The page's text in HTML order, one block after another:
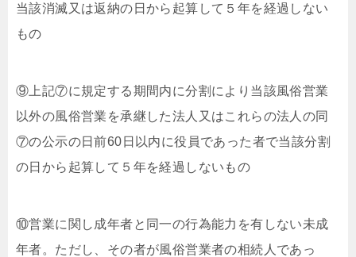
当該消滅又は返納の日から起算して５年を経過しない
もの
⑨上記⑦に規定する期間内に分割により当該風俗営業
以外の風俗営業を承継した法人又はこれらの法人の同
⑦の公示の日前60日以内に役員であった者で当該分割
の日から起算して５年を経過しないもの
⑩営業に関し成年者と同一の行為能力を有しない未成
年者。ただし、その者が風俗営業者の相続人であっ